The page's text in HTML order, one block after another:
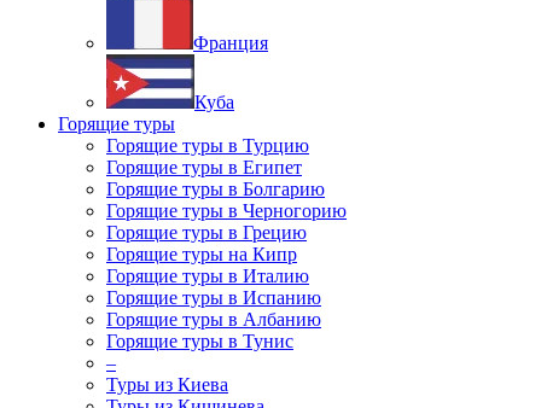
Франция
Куба
Горящие туры
Горящие туры в Турцию
Горящие туры в Египет
Горящие туры в Болгарию
Горящие туры в Черногорию
Горящие туры в Грецию
Горящие туры на Кипр
Горящие туры в Италию
Горящие туры в Испанию
Горящие туры в Албанию
Горящие туры в Тунис
–
Туры из Киева